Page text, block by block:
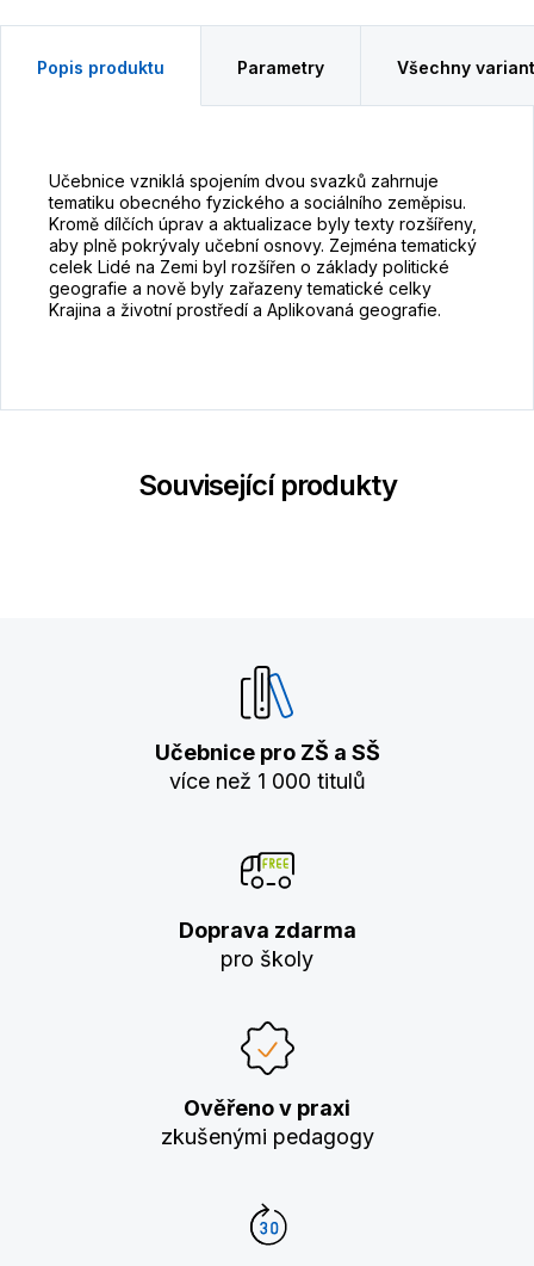
Popis produktu Parametry Všechny
Učebnice vzniklá spojením dvou svazků zahrnuje
tematiku obecného fyzického a sociálního zeměpisu.
Kromě dílčích úprav a aktualizace byly texty rozšířeny,
aby plně pokrývaly učební osnovy. Zejména tematický
celek Lidé na Zemi byl rozšířen o základy politické
geografie a nově byly zařazeny tematické celky
Krajina a životní prostředí a Aplikovaná geografie.
Související produkty
Učebnice pro ZŠ a SŠ
více než 1 000 titulů
Doprava zdarma
pro školy
Ověřeno v praxi
zkušenými pedagogy